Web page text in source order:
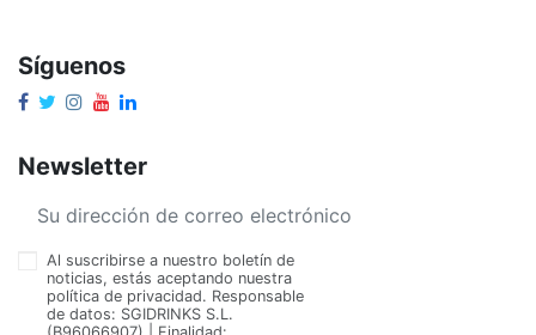
Síguenos
Newsletter
Al suscribirse a nuestro boletín de
noticias, estás aceptando nuestra
política de privacidad. Responsable
de datos: SGIDRINKS S.L.